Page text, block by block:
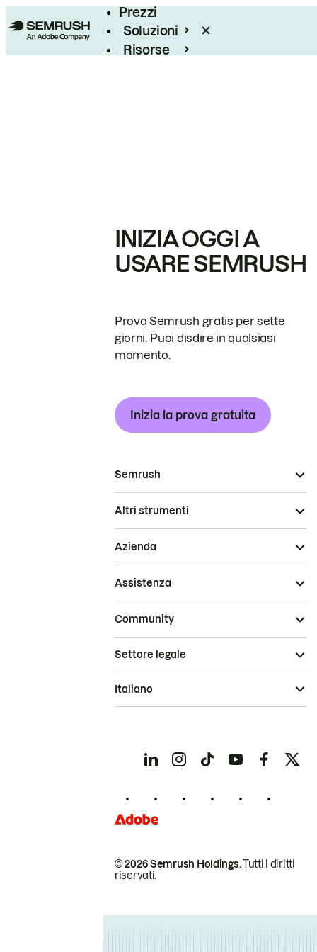
Prezzi
Soluzioni
Risorse
INIZIA OGGI A
USARE SEMRUSH
Prova Semrush gratis per sette
giorni. Puoi disdire in qualsiasi
momento.
Inizia la prova gratuita
Semrush
Altri strumenti
Azienda
Assistenza
Community
© 2026 Semrush Holdings.Tutti i diritti
riservati.
Settore legale
Italiano